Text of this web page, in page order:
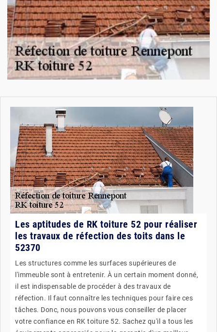
Les aptitudes de RK toiture 52 pour réaliser
les travaux de réfection des toits dans le
52370
Les structures comme les surfaces supérieures de
l'immeuble sont à entretenir. À un certain moment donné,
il est indispensable de procéder à des travaux de
réfection. Il faut connaître les techniques pour faire ces
tâches. Donc, nous pouvons vous conseiller de placer
votre confiance en RK toiture 52. Sachez qu'il a tous les